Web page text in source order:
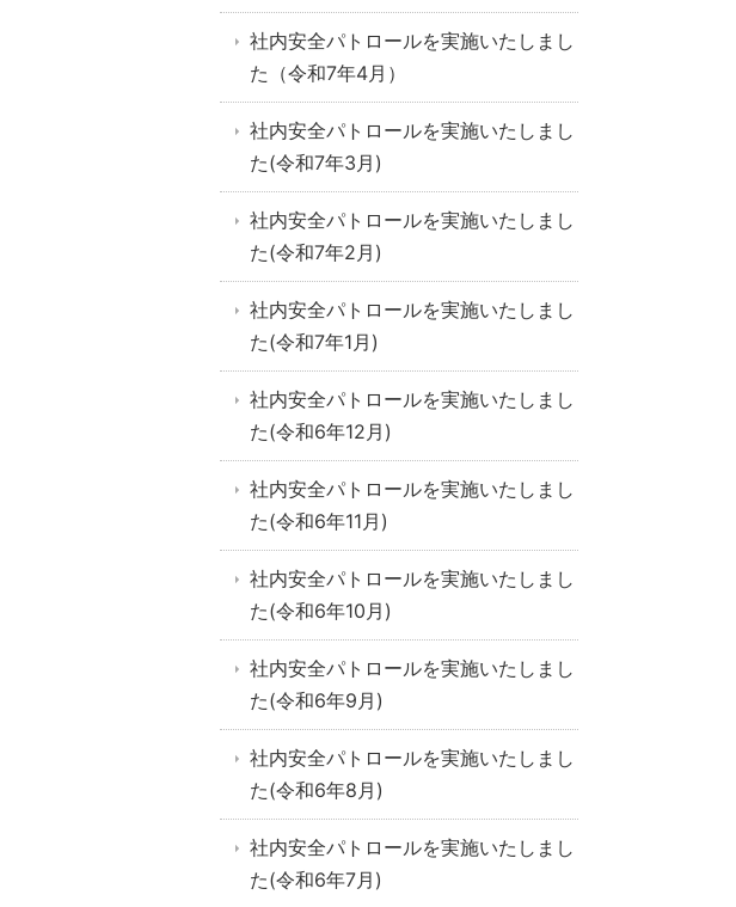
社内安全パトロールを実施いたしまし
た（令和7年4月）
社内安全パトロールを実施いたしまし
た(令和7年3月)
社内安全パトロールを実施いたしまし
た(令和7年2月)
社内安全パトロールを実施いたしまし
た(令和7年1月)
社内安全パトロールを実施いたしまし
た(令和6年12月)
社内安全パトロールを実施いたしまし
た(令和6年11月)
社内安全パトロールを実施いたしまし
た(令和6年10月)
社内安全パトロールを実施いたしまし
た(令和6年9月)
社内安全パトロールを実施いたしまし
た(令和6年8月)
社内安全パトロールを実施いたしまし
た(令和6年7月)